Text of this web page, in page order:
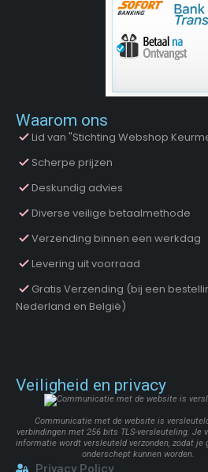
Waarom ons
Lid van "Stichting Webshop
Scherpe prijzen
Deskundig advies
Diverse veilige betaalmethode
Verzending binnen een werkdag
Levering uit voorraad
Gratis Verzending (bij een
Nederland en België)
Veiligheid en privacy
Communicatie met de website is
verbindingen met 256 bits TLS-versleuteling. Je
informatie wordt versleuteld verzonden, zodat je
onderschept kunnen worden.
Privacy Policy